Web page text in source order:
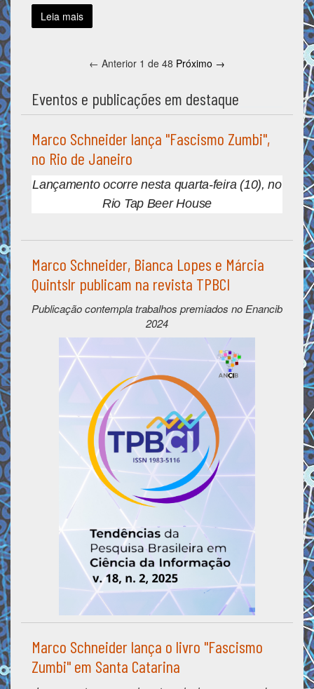
Leia mais
← Anterior 1 de 48 Próximo →
Eventos e publicações em destaque
Marco Schneider lança "Fascismo Zumbi",
no Rio de Janeiro
Lançamento ocorre nesta quarta-feira (10), no
Rio Tap Beer House
Marco Schneider, Bianca Lopes e Márcia
Quintslr publicam na revista TPBCI
Publicação contempla trabalhos premiados no Enancib
2024
Marco Schneider lança o livro "Fascismo
Zumbi" em Santa Catarina